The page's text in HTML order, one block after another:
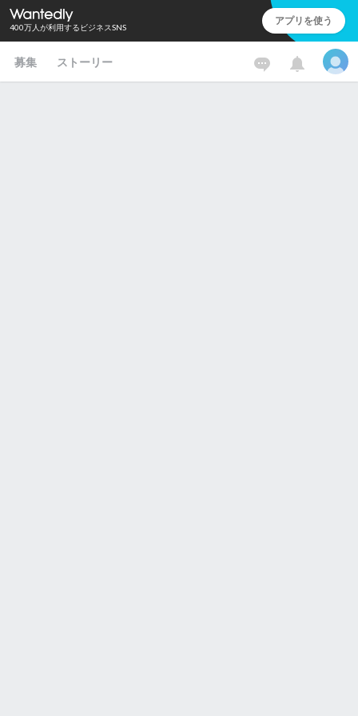
400万人が利用するビジネスSNS アプリを使う
募集 ストーリー